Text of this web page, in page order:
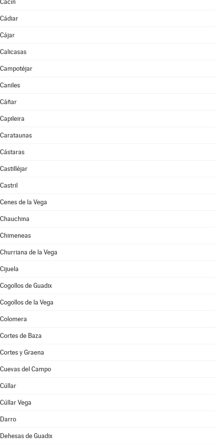
Cacín
Cádiar
Cájar
Calicasas
Campotéjar
Caniles
Cáñar
Capileira
Carataunas
Cástaras
Castilléjar
Castril
Cenes de la Vega
Chauchina
Chimeneas
Churriana de la Vega
Cijuela
Cogollos de Guadix
Cogollos de la Vega
Colomera
Cortes de Baza
Cortes y Graena
Cuevas del Campo
Cúllar
Cúllar Vega
Darro
Dehesas de Guadix